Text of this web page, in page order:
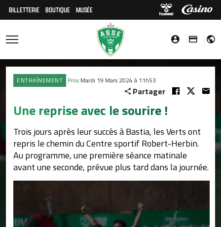
BILLETTERIE BOUTIQUE MUSÉE
ENTRAÎNEMENT Pros Mardi 19 Mars 2024 à 11h53
Partager
Une reprise avec le sourire !
Trois jours après leur succès à Bastia, les Verts ont
repris le chemin du Centre sportif Robert-Herbin.
Au programme, une première séance matinale
avant une seconde, prévue plus tard dans la journée.